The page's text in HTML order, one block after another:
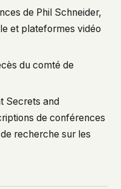
de Phil Schneider,
et plateformes vidéo
du comté de
Secrets and
de conférences
recherche sur les